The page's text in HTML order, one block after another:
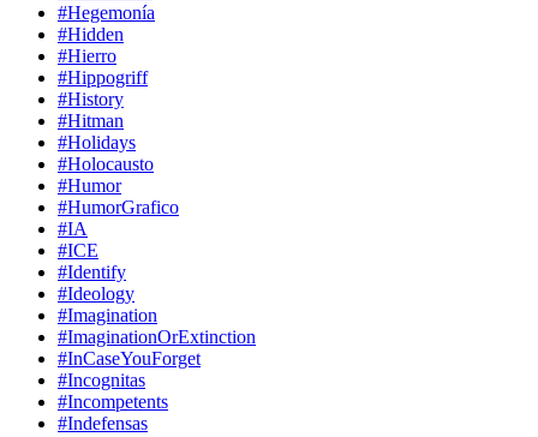
#Hegemonía
#Hidden
#Hierro
#Hippogriff
#History
#Hitman
#Holidays
#Holocausto
#Humor
#HumorGrafico
#IA
#ICE
#Identify
#Ideology
#Imagination
#ImaginationOrExtinction
#InCaseYouForget
#Incognitas
#Incompetents
#Indefensas